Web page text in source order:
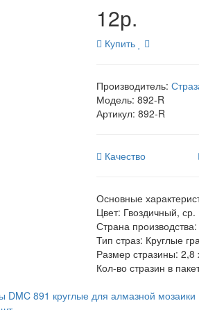
12р.
Купить
Производитель:
Модель: 892-R
Артикул: 892-R
Качество
Основные
Цвет: Гвоздичный, ср.
Страна производства:
Тип страз: Круглые
Размер стразины: 2,8
Кол-во стразин в